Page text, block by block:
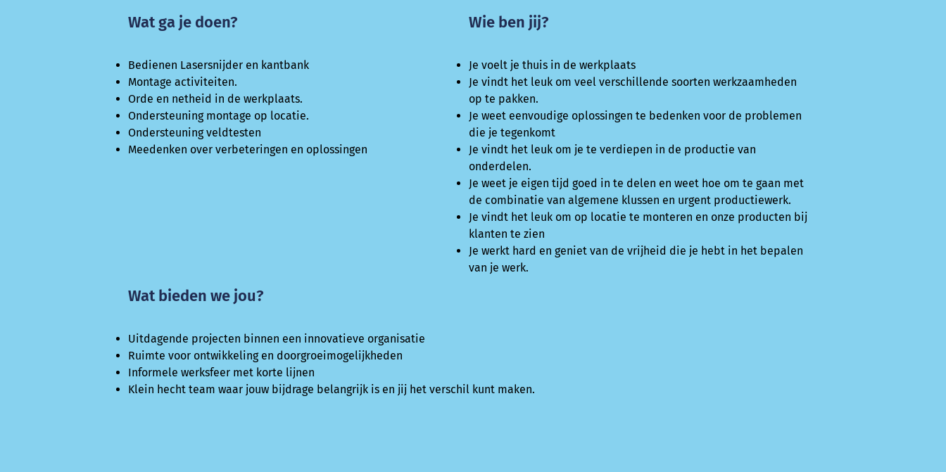
Wat ga je doen?
Bedienen Lasersnijder en kantbank
Montage activiteiten.
Orde en netheid in de werkplaats.
Ondersteuning montage op locatie.
Ondersteuning veldtesten
Meedenken over verbeteringen en oplossingen
Wie ben jij?
Je voelt je thuis in de werkplaats
Je vindt het leuk om veel verschillende soorten werkzaamheden
op te pakken.
Je weet eenvoudige oplossingen te bedenken voor de problemen
die je tegenkomt
Je vindt het leuk om je te verdiepen in de productie van
onderdelen.
Je weet je eigen tijd goed in te delen en weet hoe om te gaan met
de combinatie van algemene klussen en urgent productiewerk.
Je vindt het leuk om op locatie te monteren en onze producten bij
klanten te zien
Je werkt hard en geniet van de vrijheid die je hebt in het bepalen
van je werk.
Wat bieden we jou?
Uitdagende projecten binnen een innovatieve organisatie
Ruimte voor ontwikkeling en doorgroeimogelijkheden
Informele werksfeer met korte lijnen
Klein hecht team waar jouw bijdrage belangrijk is en jij het verschil kunt maken.